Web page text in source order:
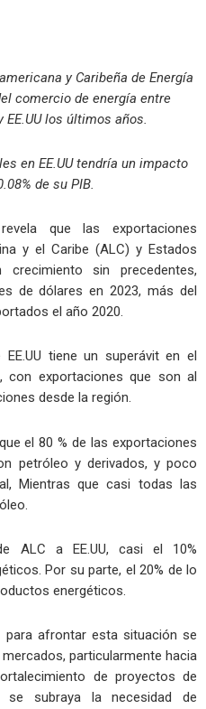
y Caribeña de Energía
comercio de energía entre
EE.UU los últimos años.
en EE.UU tendría un impacto
de su PIB.
que las exportaciones
y el Caribe (ALC) y Estados
sin precedentes,
de dólares en 2023, más del
el año 2020.
tiene un superávit en el
con exportaciones que son al
desde la región.
el 80 % de las exportaciones
petróleo y derivados, y poco
Mientras que casi todas las
ALC a EE.UU, casi el 10%
Por su parte, el 20% de lo
energéticos.
para afrontar esta situación se
particularmente hacia
de proyectos de
se subraya la necesidad de